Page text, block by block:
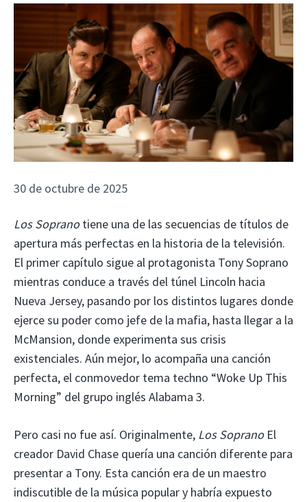
30 de octubre de 2025
Los Sopranotiene una de las secuencias de títulos de
apertura más perfectas en la historia de la televisión.
El primer capítulo sigue al protagonista Tony Soprano
mientras conduce a través del túnel Lincoln hacia
Nueva Jersey, pasando por los distintos lugares donde
ejerce su poder como jefe de la mafia, hasta llegar a la
McMansion, donde experimenta sus crisis
existenciales. Aún mejor, lo acompaña una canción
perfecta, el conmovedor tema techno “Woke Up This
Morning” del grupo inglés Alabama 3.
Pero casi no fue así. Originalmente, Los SopranoEl
creador David Chase quería una canción diferente para
presentar a Tony. Esta canción era de un maestro
indiscutible de la música popular y habría expuesto